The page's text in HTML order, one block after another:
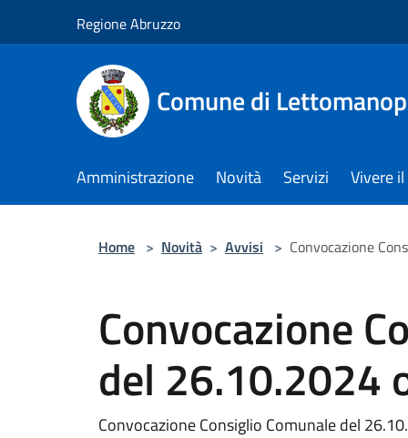
Regione Abruzzo
Comune di
Amministrazione Novità Servizi Vivere
Home > Novità > Avvisi > Convocazione
Convocazione
del 26.10.2024
Convocazione Consiglio Comunale del